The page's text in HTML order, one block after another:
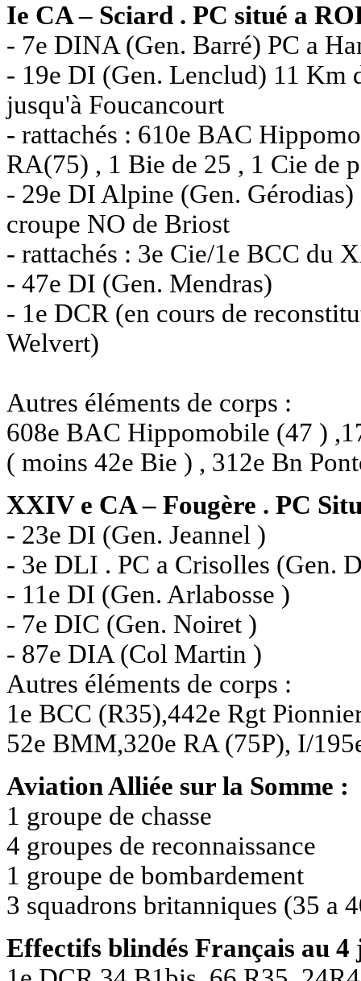
Ie CA – Sciard . PC situé a
- 7e DINA (Gen. Barré) PC a
- 19e DI (Gen. Lenclud) 11 Km
jusqu'à Foucancourt
- rattachés : 610e BAC
RA(75) , 1 Bie de 25 , 1 Cie de
- 29e DI Alpine (Gen.
croupe NO de Briost
- rattachés : 3e Cie/1e BCC du
- 47e DI (Gen. Mendras)
- 1e DCR (en cours de
Welvert)
Autres éléments de corps :
608e BAC Hippomobile (47 )
( moins 42e Bie ) , 312e Bn
XXIV e CA – Fougère . PC
- 23e DI (Gen. Jeannel )
- 3e DLI . PC a Crisolles (Gen.
- 11e DI (Gen. Arlabosse )
- 7e DIC (Gen. Noiret )
- 87e DIA (Col Martin )
Autres éléments de corps :
1e BCC (R35),442e Rgt
52e BMM,320e RA (75P), I/
Aviation Alliée sur la Somme :
1 groupe de chasse
4 groupes de reconnaissance
1 groupe de bombardement
3 squadrons britanniques (35 a
Effectifs blindés Français au